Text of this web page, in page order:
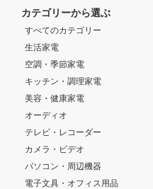
カテゴリーから選ぶ
すべてのカテゴリー
生活家電
空調・季節家電
キッチン・調理家電
美容・健康家電
オーディオ
テレビ・レコーダー
カメラ・ビデオ
パソコン・周辺機器
電子文具・オフィス用品